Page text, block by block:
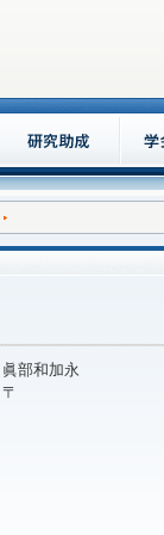
眞部和加永
〒